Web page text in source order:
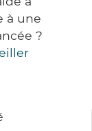
à une
?